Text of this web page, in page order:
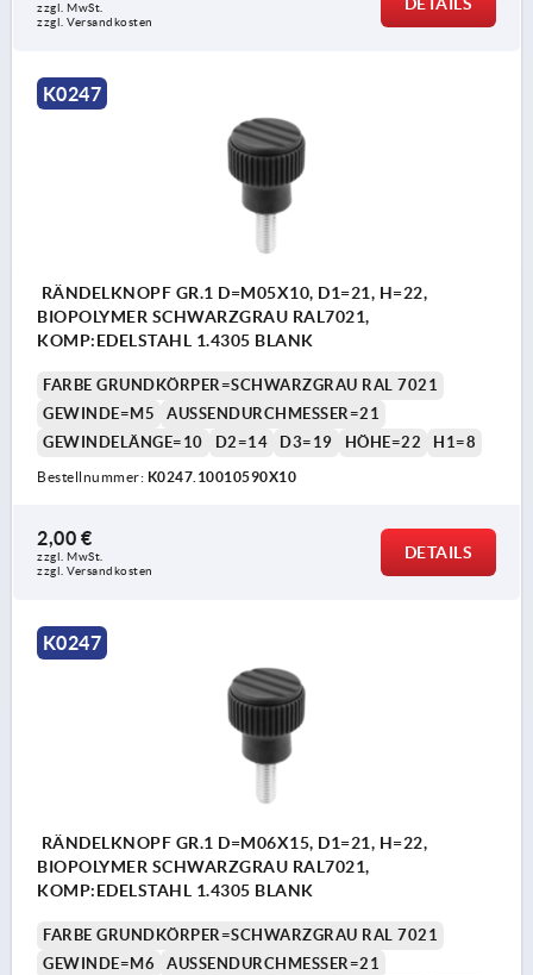
zzgl. MwSt.
zzgl. Versandkosten
DETAILS
K0247
RÄNDELKNOPF GR.1 D=M05X10, D1=21, H=22,
BIOPOLYMER SCHWARZGRAU RAL7021,
KOMP:EDELSTAHL 1.4305 BLANK
FARBE GRUNDKÖRPER=SCHWARZGRAU RAL 7021
GEWINDE=M5
AUSSENDURCHMESSER=21
GEWINDELÄNGE=10
D2=14 D3=19 HÖHE=22 H1=8
Bestellnummer: K0247.10010590X10
2,00 €
zzgl. MwSt.
zzgl. Versandkosten
DETAILS
K0247
RÄNDELKNOPF GR.1 D=M06X15, D1=21, H=22,
BIOPOLYMER SCHWARZGRAU RAL7021,
KOMP:EDELSTAHL 1.4305 BLANK
FARBE GRUNDKÖRPER=SCHWARZGRAU RAL 7021
GEWINDE=M6
AUSSENDURCHMESSER=21